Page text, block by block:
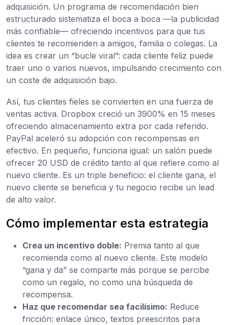
adquisición. Un programa de recomendación bien
estructurado sistematiza el boca a boca —la publicidad
más confiable— ofreciendo incentivos para que tus
clientes te recomienden a amigos, familia o colegas. La
idea es crear un “bucle viral”: cada cliente feliz puede
traer uno o varios nuevos, impulsando crecimiento con
un coste de adquisición bajo.
Así, tus clientes fieles se convierten en una fuerza de
ventas activa. Dropbox creció un 3900% en 15 meses
ofreciendo almacenamiento extra por cada referido.
PayPal aceleró su adopción con recompensas en
efectivo. En pequeño, funciona igual: un salón puede
ofrecer 20 USD de crédito tanto al que refiere como al
nuevo cliente. Es un triple beneficio: el cliente gana, el
nuevo cliente se beneficia y tu negocio recibe un lead
de alto valor.
Cómo implementar esta estrategia
Crea un incentivo doble: Premia tanto al que
recomienda como al nuevo cliente. Este modelo
“gana y da” se comparte más porque se percibe
como un regalo, no como una búsqueda de
recompensa.
Haz que recomendar sea facilísimo: Reduce
fricción: enlace único, textos preescritos para